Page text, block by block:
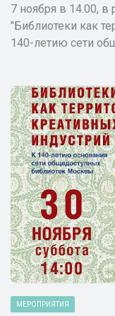
7 ноября в 14.00,
"Библиотеки как
140-летию сети
МЕРОПРИЯТИЯ